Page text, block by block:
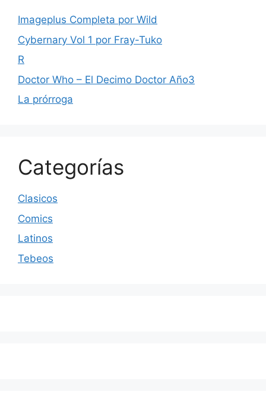
Imageplus Completa por Wild
Cybernary Vol 1 por Fray-Tuko
R
Doctor Who – El Decimo Doctor Año3
La prórroga
Categorías
Clasicos
Comics
Latinos
Tebeos